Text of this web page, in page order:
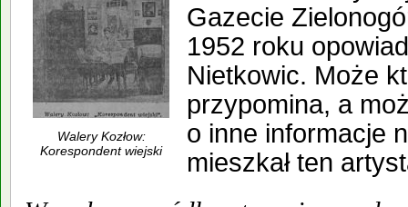
Walery Kozłow:
Korespondent wiejski
Gazecie
1952 roku
Nietkowic. Może
przypomina, a
o inne informacje
mieszkał ten